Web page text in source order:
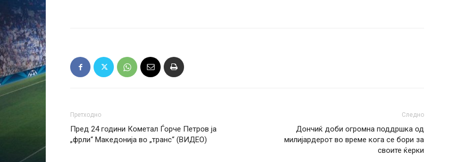
Претходно
Пред 24 години Кометал Ѓорче Петров ја
„фрли“ Македонија во „транс“ (ВИДЕО)
Следно
Дончиќ доби огромна поддршка од
милијардерот во време кога се бори за
своите ќерки